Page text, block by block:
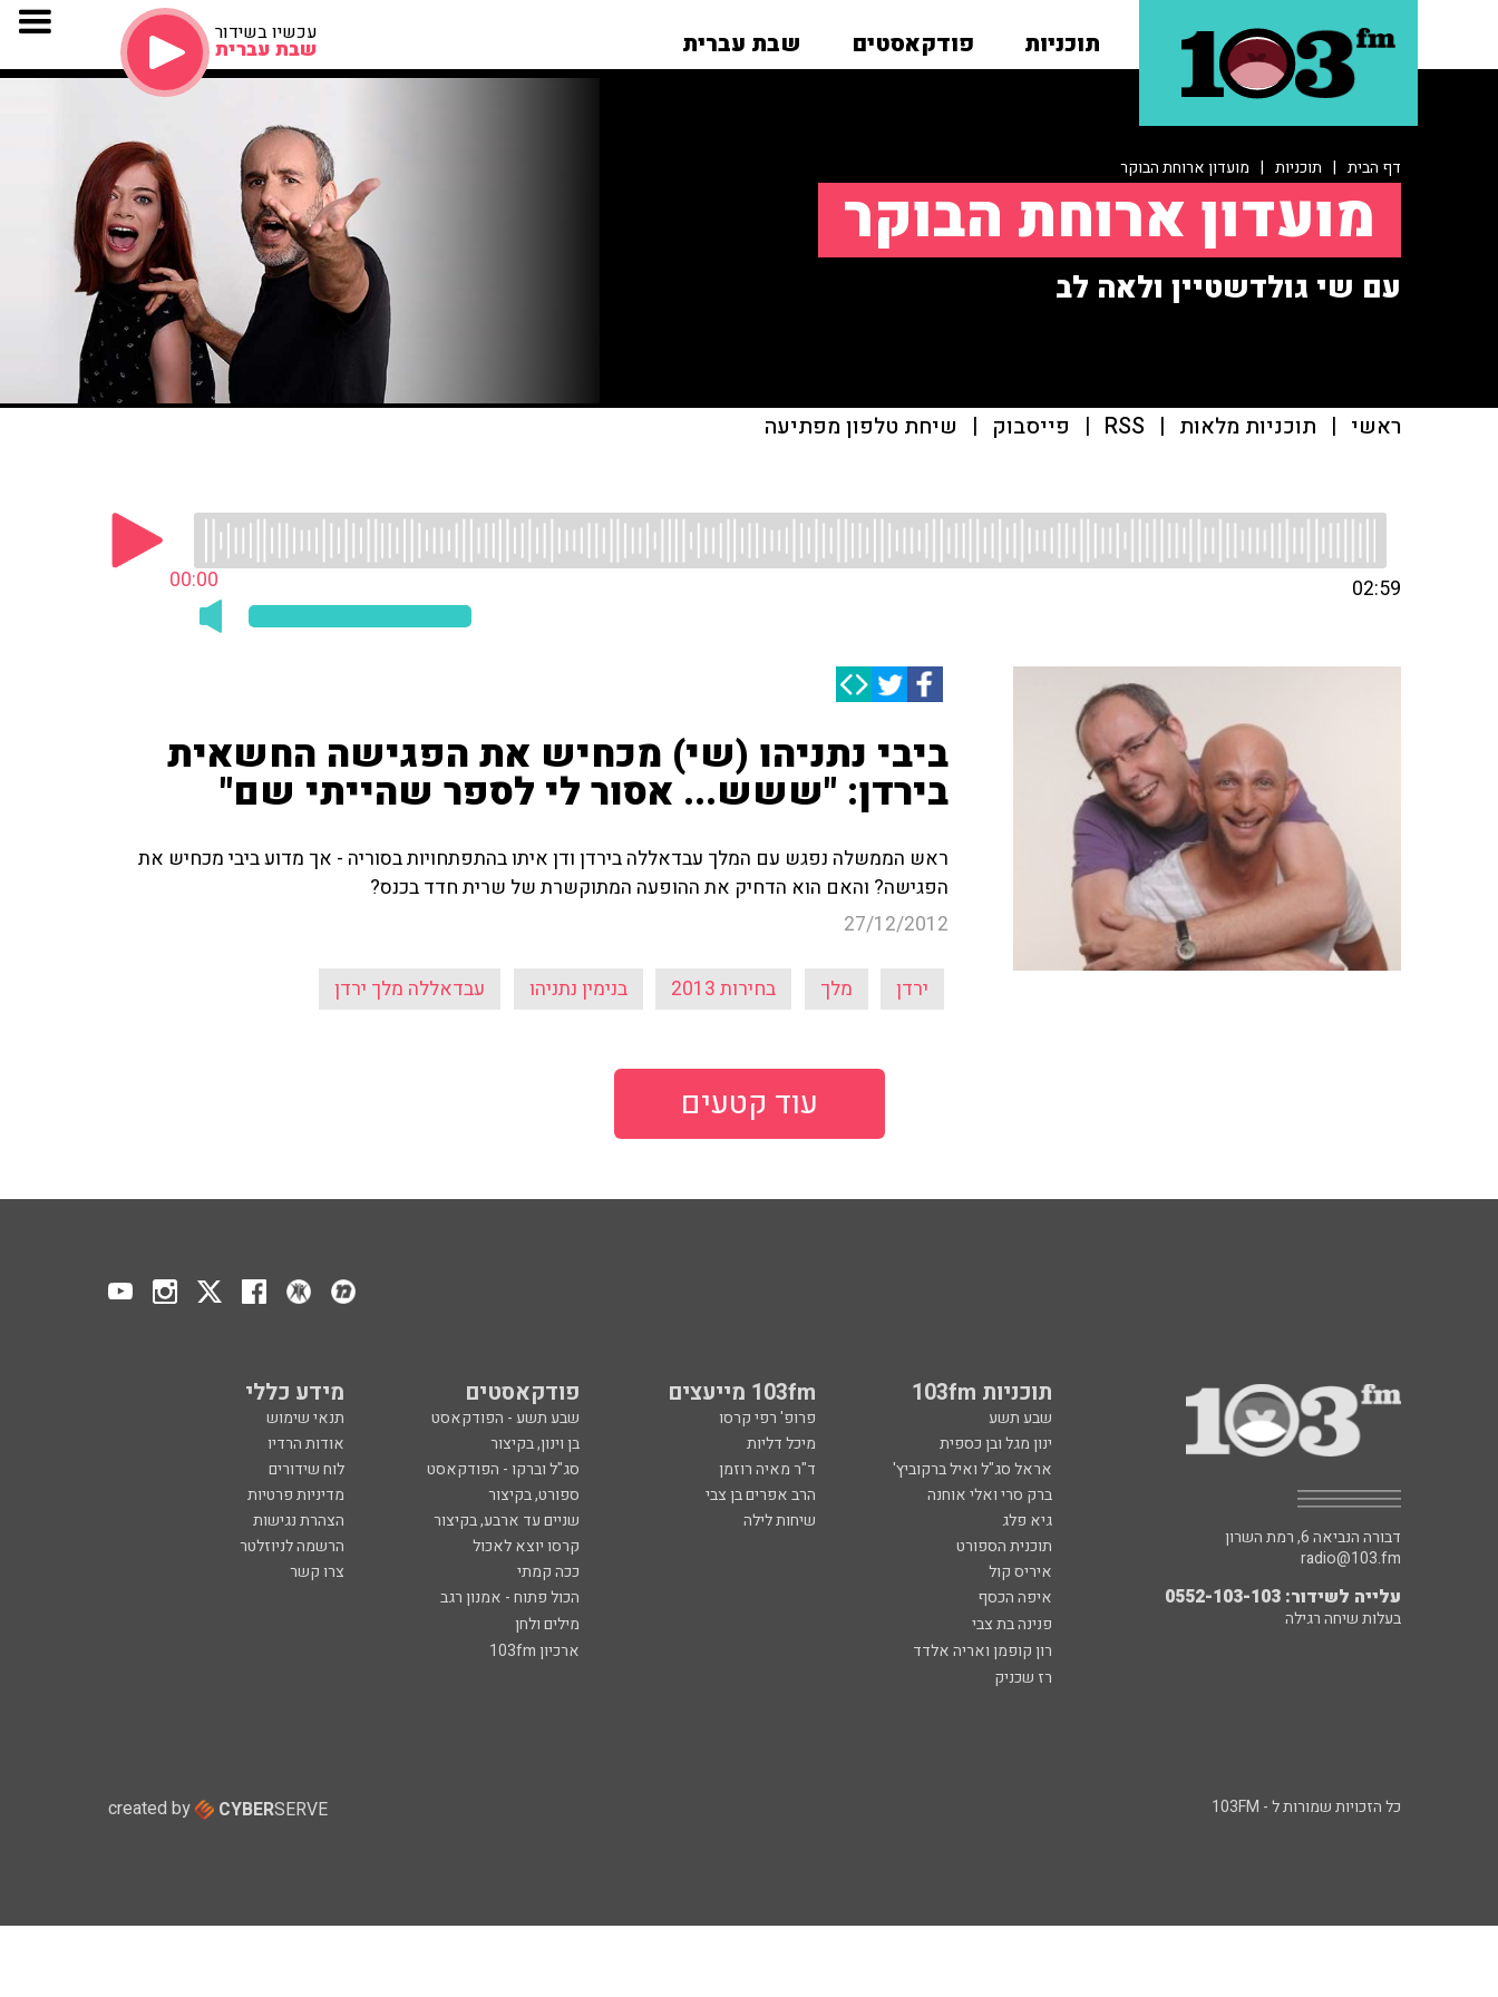
תוכניות פודקאסטים שבת עברית עכשיו בשידור
שבת עברית
דף הבית | תוכניות | מועדון ארוחת הבוקר
מועדון ארוחת הבוקר
עם שי גולדשטיין ולאה לב
ראשי | תוכניות מלאות |
RSS
| פייסבוק | שיחת טלפון מפתיעה
00:00 02:59
ביבי נתניהו (שי) מכחיש את הפגישה החשאית
בירדן: "ששש... אסור לי לספר שהייתי שם"
ראש הממשלה נפגש עם המלך עבדאללה בירדן ודן איתו בהתפתחויות בסוריה - אך מדוע ביבי מכחיש את
הפגישה? והאם הוא הדחיק את ההופעה המתוקשרת של שרית חדד בכנס?
27/12/2012
ירדן מלך בחירות 2013 בנימין נתניהו עבדאללה מלך ירדן
עוד קטעים
תוכניות 103fm 103fm מייעצים פודקאסטים מידע כללי
שבע תשע פרופ' רפי קרסו שבע תשע - הפודקאסט
תנאי שימוש
ינון מגל ובן כספית
מיכל דליות בן וינון, בקיצור
אודות הרדיו
אראל סג"ל ואיל ברקוביץ'
ד"ר מאיה רוזמן סג"ל וברקו - הפודקאסט
לוח שידורים
ברק סרי ואלי אוחנה
הרב אפרים בן צבי ספורט, בקיצור
מדיניות פרטיות
גיא פלג
שיחות לילה שניים עד ארבע, בקיצור
הצהרת נגישות
תוכנית הספורט
קרסו יוצא לאכול
הרשמה לניוזלטר
איריס קול
ככה קמתי
צרו קשר
איפה הכסף
הכול פתוח - אמנון רגב
פנינה בת צבי
מילים ולחן
רון קופמן ואריה אלדד
ארכיון 103fm
רז שכניק
דבורה הנביאה 6, רמת השרון
radio@103.fm
עלייה לשידור: 0552-103-103
בעלות שיחה רגילה
כל הזכויות שמורות ל - 103FM created by CYBERSERVE